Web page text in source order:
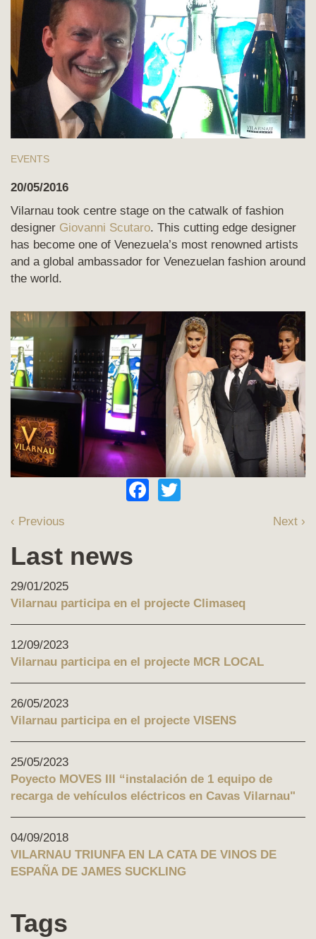
EVENTS
20/05/2016
Vilarnau took centre stage on the catwalk of fashion
designer Giovanni Scutaro. This cutting edge designer
has become one of Venezuela’s most renowned artists
and a global ambassador for Venezuelan fashion around
the world.
Facebook
‹ Previous Next ›
Last news
29/01/2025
Vilarnau participa en el projecte Climaseq
12/09/2023
Vilarnau participa en el projecte MCR LOCAL
26/05/2023
Vilarnau participa en el projecte VISENS
25/05/2023
Poyecto MOVES III “instalación de 1 equipo de
recarga de vehículos eléctricos en Cavas Vilarnau"
04/09/2018
VILARNAU TRIUNFA EN LA CATA DE VINOS DE
ESPAÑA DE JAMES SUCKLING
Tags